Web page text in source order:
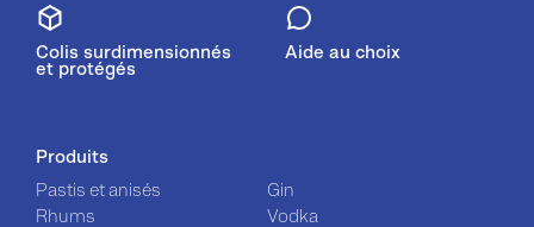
Colis surdimensionnés
et protégés
Aide au choix
Produits
Pastis et anisés
Gin
Rhums
Vodka